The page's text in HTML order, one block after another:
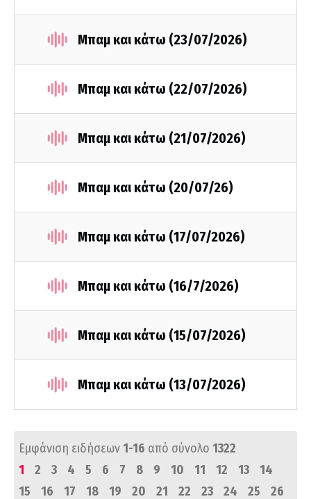
Μπαμ και κάτω (23/07/2026)
Μπαμ και κάτω (22/07/2026)
Μπαμ και κάτω (21/07/2026)
Μπαμ και κάτω (20/07/26)
Μπαμ και κάτω (17/07/2026)
Μπαμ και κάτω (16/7/2026)
Μπαμ και κάτω (15/07/2026)
Μπαμ και κάτω (13/07/2026)
Εμφάνιση ειδήσεων1-16 από σύνολο 1322
1
2 3 4 5 6 7 8 9 10 11 12 13
14
15
16 17 18 19 20 21 22 23 24 25
26